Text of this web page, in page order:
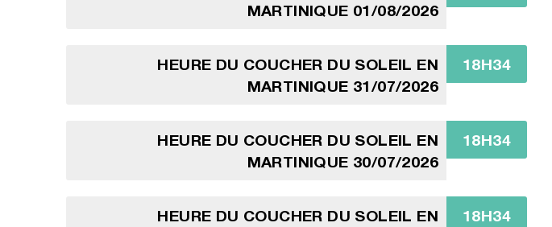
MARTINIQUE 01/08/2026
HEURE DU COUCHER DU SOLEIL EN
MARTINIQUE 31/07/2026
18H34
HEURE DU COUCHER DU SOLEIL EN
MARTINIQUE 30/07/2026
18H34
HEURE DU COUCHER DU SOLEIL EN
18H34